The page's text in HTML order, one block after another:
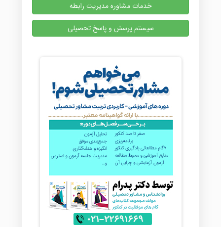
خدمات مشاوره مدیریت رابطه
سیستم پرسش و پاسخ تحصیلی